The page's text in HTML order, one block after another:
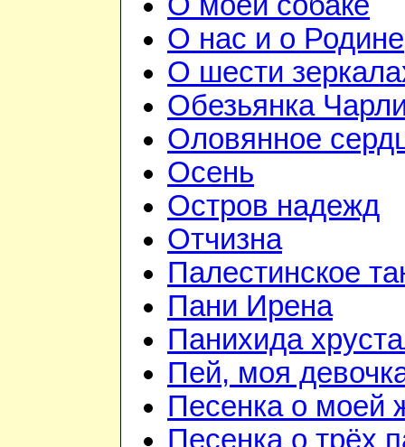
О нас и о Родине
О шести
Обезьянка
Оловянное
Осень
Остров надежд
Отчизна
Палестинское
Пани Ирена
Панихида
Пей, моя
Песенка о моей
Песенка о трёх